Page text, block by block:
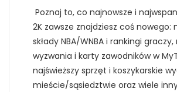
Poznaj to, co najnowsze i
2K zawsze znajdziesz coś nowego:
składy NBA/WNBA i rankingi graczy,
wyzwania i karty zawodników w
najświeższy sprzęt i koszykarskie
mieście/sąsiedztwie oraz wiele